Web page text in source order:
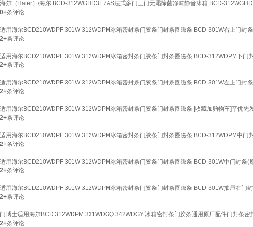
海尔（Haier）/海尔 BCD-312WGHD3E7AS法式多门三门无霜除菌净味静音冰箱 BCD-
0+条评论
适用海尔BCD210WDPF 301W 312WDPM冰箱密封条门胶条门封条圈磁条 BCD-301W右上门封
2+条评论
适用海尔BCD210WDPF 301W 312WDPM冰箱密封条门胶条门封条圈磁条 BCD-312WDPM下门
2+条评论
适用海尔BCD210WDPF 301W 312WDPM冰箱密封条门胶条门封条圈磁条 BCD-301W左上门封
2+条评论
适用海尔BCD210WDPF 301W 312WDPM冰箱密封条门胶条门封条圈磁条 [收藏加购物车]享优先
2+条评论
适用海尔BCD210WDPF 301W 312WDPM冰箱密封条门胶条门封条圈磁条 BCD-312WDPM中门
2+条评论
适用海尔BCD210WDPF 301W 312WDPM冰箱密封条门胶条门封条圈磁条 BCD-301W中门封条(
2+条评论
适用海尔BCD210WDPF 301W 312WDPM冰箱密封条门胶条门封条圈磁条 BCD-301W抽屉右门
2+条评论
门博士适用海尔BCD 312WDPM 331WDGQ 342WDGY 冰箱密封条门胶条通用原厂配件门封条
2+条评论